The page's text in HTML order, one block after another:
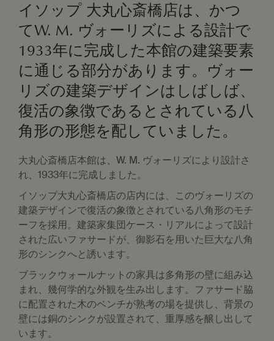
イソップ 大丸心斎橋店は、かつ
てW. M. ヴォーリズによる設計で
1933年に完成した本館の建築要素
に通じる部分があります。ヴォー
リズの建築デザインはしばしば、
復活の象徴であるとされている八
角形の形態を配していました。
大丸心斎橋店本館は、W. M. ヴォーリズにより設計さ
れ、1933年に完成しました。
イソップ大丸心斎橋店の店内には、このヴォーリズの
建築デザインで復活の象徴とされている八角形のモチ
ーフを採用。建築家集団ケース・リアルによって設計
された広いファサードが、御影石を用いた巨大な八角
形のシンクへと誘います。
ブラックウォールナットの家具は多角形の壁に組み込
まれ、幾何学的な外観を生み出します。ファサード脇
に配置された木のベンチが熟考の場を提供し、背景の
壁には銅のシンクが設置されて、重厚感を醸し出して
います。